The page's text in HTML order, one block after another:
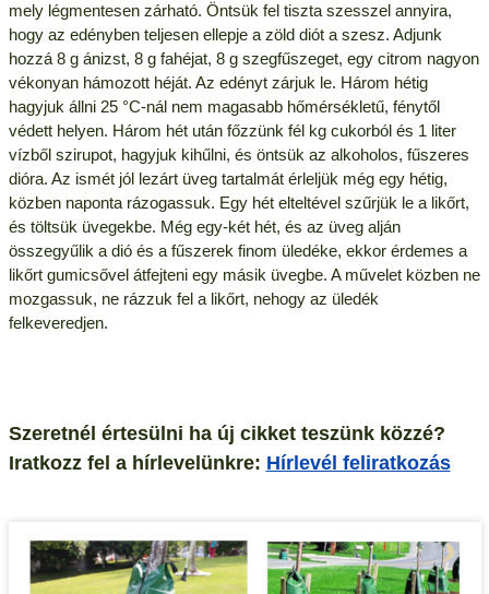
mely légmentesen zárható. Öntsük fel tiszta szesszel annyira,
hogy az edényben teljesen ellepje a zöld diót a szesz. Adjunk
hozzá 8 g ánizst, 8 g fahéjat, 8 g szegfűszeget, egy citrom nagyon
vékonyan hámozott héját. Az edényt zárjuk le. Három hétig
hagyjuk állni 25 °C-nál nem magasabb hőmérsékletű, fénytől
védett helyen. Három hét után főzzünk fél kg cukorból és 1 liter
vízből szirupot, hagyjuk kihűlni, és öntsük az alkoholos, fűszeres
dióra. Az ismét jól lezárt üveg tartalmát érleljük még egy hétig,
közben naponta rázogassuk. Egy hét elteltével szűrjük le a likőrt,
és töltsük üvegekbe. Még egy-két hét, és az üveg alján
összegyűlik a dió és a fűszerek finom üledéke, ekkor érdemes a
likőrt gumicsővel átfejteni egy másik üvegbe. A művelet közben ne
mozgassuk, ne rázzuk fel a likőrt, nehogy az üledék
felkeveredjen.
Szeretnél értesülni ha új cikket teszünk közzé?
Iratkozz fel a hírlevelünkre: Hírlevél feliratkozás